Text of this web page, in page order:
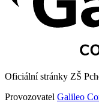
Oficiální stránky ZŠ
Provozovatel Galileo